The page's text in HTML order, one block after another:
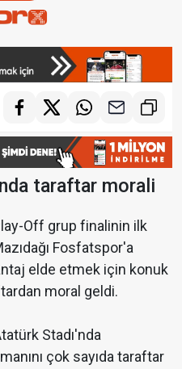
taraftar morali
Off grup finalinin ilk
Fosfatspor'a
elde etmek için konuk
moral geldi.
Stadı'nda
çok sayıda taraftar